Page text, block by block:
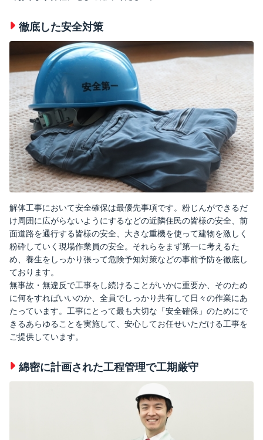
徹底した安全対策
解体工事において安全確保は最優先事項です。粉じんができるだ
け周囲に広がらないようにするなどの近隣住民の皆様の安全、前
面道路を通行する皆様の安全、大きな重機を使って建物を激しく
粉砕していく現場作業員の安全。それらをまず第一に考えるた
め、養生をしっかり張って危険予知対策などの事前予防を徹底し
ております。
無事故・無違反で工事をし続けることがいかに重要か、そのため
に何をすればいいのか、全員でしっかり共有して日々の作業にあ
たっています。工事にとって最も大切な「安全確保」のためにで
きるあらゆることを実施して、安心してお任せいただける工事を
ご提供しています。
綿密に計画された工程管理で工期厳守